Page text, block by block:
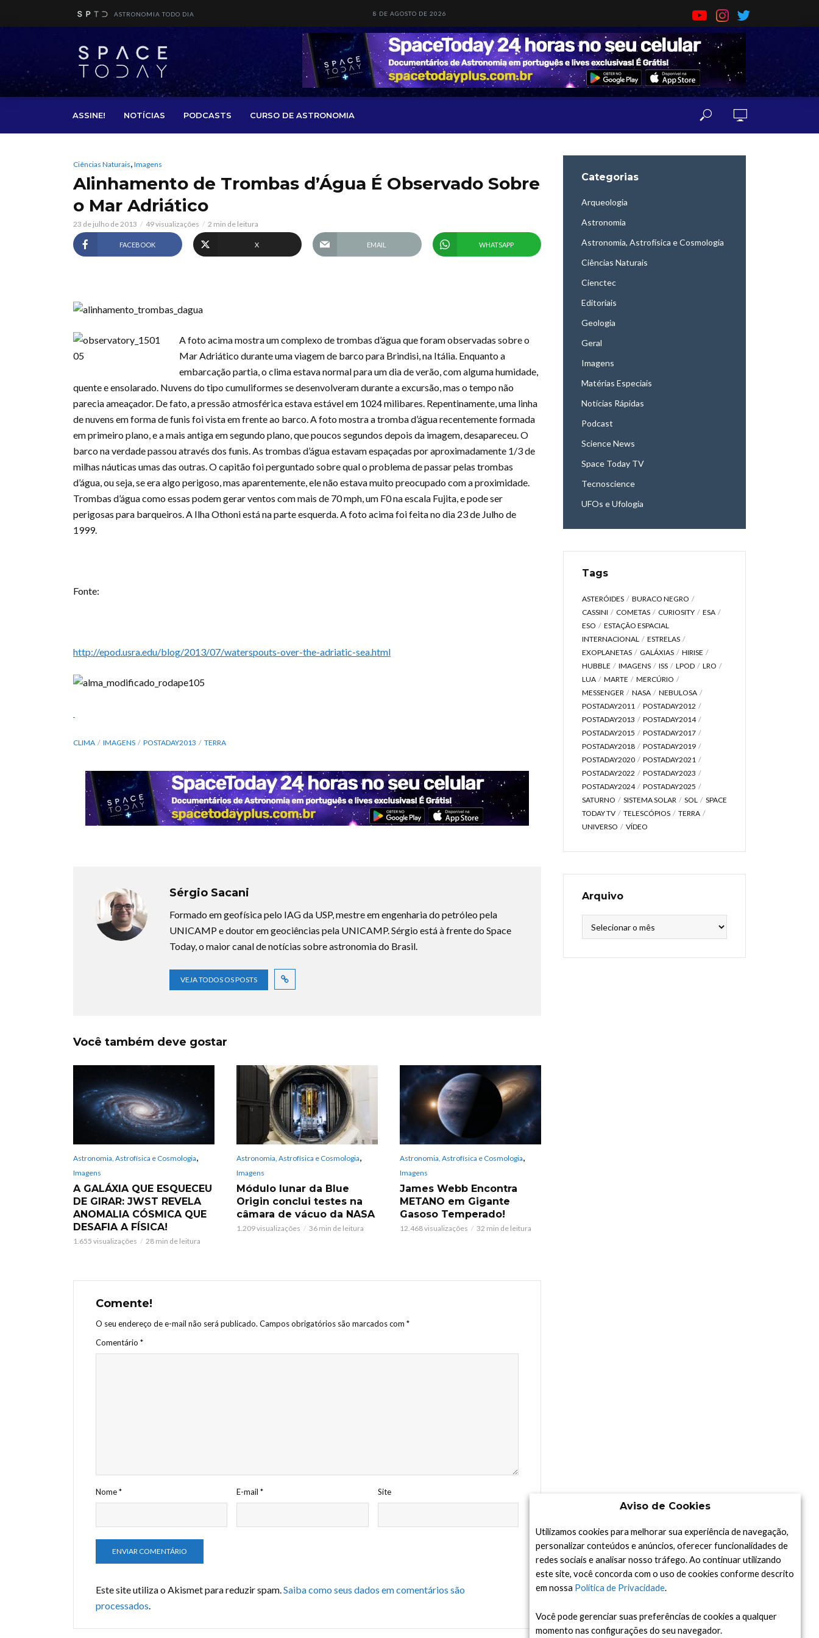
ASTRONOMIA TODO DIA 8 DE AGOSTO DE 2026
ASSINE! NOTÍCIAS PODCASTS CURSO DE ASTRONOMIA
Ciências Naturais, Imagens
Alinhamento de Trombas d’Água É Observado Sobre
o Mar Adriático
23 de julho de 2013 49 visualizações 2 min de leitura
FACEBOOK X EMAIL WHATSAPP
A foto acima mostra um complexo de trombas d’água que foram observadas sobre o
Mar Adriático durante uma viagem de barco para Brindisi, na Itália. Enquanto a
embarcação partia, o clima estava normal para um dia de verão, com alguma humidade,
quente e ensolarado. Nuvens do tipo cumuliformes se desenvolveram durante a excursão, mas o tempo não
parecia ameaçador. De fato, a pressão atmosférica estava estável em 1024 milibares. Repentinamente, uma linha
de nuvens em forma de funis foi vista em frente ao barco. A foto mostra a tromba d’água recentemente formada
em primeiro plano, e a mais antiga em segundo plano, que poucos segundos depois da imagem, desapareceu. O
barco na verdade passou através dos funis. As trombas d’água estavam espaçadas por aproximadamente 1/3 de
milhas náuticas umas das outras. O capitão foi perguntado sobre qual o problema de passar pelas trombas
d’água, ou seja, se era algo perigoso, mas aparentemente, ele não estava muito preocupado com a proximidade.
Trombas d’água como essas podem gerar ventos com mais de 70 mph, um F0 na escala Fujita, e pode ser
perigosas para barqueiros. A Ilha Othoni está na parte esquerda. A foto acima foi feita no dia 23 de Julho de
1999.
Fonte:
http://epod.usra.edu/blog/2013/07/waterspouts-over-the-adriatic-sea.html
CLIMA IMAGENS POSTADAY2013 TERRA
Sérgio Sacani
Formado em geofísica pelo IAG da USP, mestre em engenharia do petróleo pela
UNICAMP e doutor em geociências pela UNICAMP. Sérgio está à frente do Space
Today, o maior canal de notícias sobre astronomia do Brasil.
VEJA TODOS OS POSTS
Você também deve gostar
Astronomia, Astrofísica e Cosmologia,
Imagens
A GALÁXIA QUE ESQUECEU
DE GIRAR: JWST REVELA
ANOMALIA CÓSMICA QUE
DESAFIA A FÍSICA!
1.655 visualizações 28 min de leitura
Astronomia, Astrofísica e Cosmologia,
Imagens
Módulo lunar da Blue
Origin conclui testes na
câmara de vácuo da NASA
1.209 visualizações 36 min de leitura
Astronomia, Astrofísica e Cosmologia,
Imagens
James Webb Encontra
METANO em Gigante
Gasoso Temperado!
12.468 visualizações 32 min de leitura
Comente!
O seu endereço de e-mail não será publicado. Campos obrigatórios são marcados com *
Comentário *
Nome* E-mail* Site
Este site utiliza o Akismet para reduzir spam.Saiba como seus dados em comentários são
processados.
Categorias
Arqueologia
Astronomia
Astronomia, Astrofísica e Cosmologia
Ciências Naturais
Cienctec
Editoriais
Geologia
Geral
Imagens
Matérias Especiais
Notícias Rápidas
Podcast
Science News
Space Today TV
Tecnoscience
UFOs e Ufologia
Tags
ASTERÓIDES
BURACO NEGRO
CASSINI
COMETAS CURIOSITY
ESA
ESO
ESTAÇÃO ESPACIAL
INTERNACIONAL
ESTRELAS
EXOPLANETAS
GALÁXIAS
HIRISE
HUBBLE
IMAGENS ISS LPOD
LRO
LUA
MARTE
MERCÚRIO
MESSENGER
NASA
NEBULOSA
POSTADAY2011
POSTADAY2012
POSTADAY2013
POSTADAY2014
POSTADAY2015
POSTADAY2017
POSTADAY2018
POSTADAY2019
POSTADAY2020
POSTADAY2021
POSTADAY2022
POSTADAY2023
POSTADAY2024
POSTADAY2025
SATURNO
SISTEMA SOLAR SOL
SPACE
TODAY TV
TELESCÓPIOS
TERRA
UNIVERSO
VÍDEO
Arquivo
Aviso de Cookies
Utilizamos cookies para melhorar sua experiência de navegação,
personalizar conteúdos e anúncios, oferecer funcionalidades de
redes sociais e analisar nosso tráfego. Ao continuar utilizando
este site, você concorda com o uso de cookies conforme descrito
em nossa Política de Privacidade.
Você pode gerenciar suas preferências de cookies a qualquer
momento nas configurações do seu navegador.